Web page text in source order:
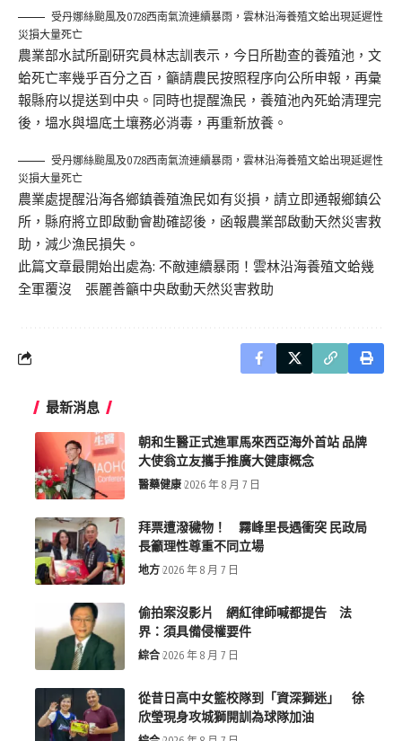
受丹娜絲颱風及0728西南氣流連續暴雨，雲林沿海養殖文蛤出現延遲性
災損大量死亡
農業部水試所副研究員林志訓表示，今日所勘查的養殖池，文
蛤死亡率幾乎百分之百，籲請農民按照程序向公所申報，再彙
報縣府以提送到中央。同時也提醒漁民，養殖池內死蛤清理完
後，塭水與塭底土壤務必消毒，再重新放養。
受丹娜絲颱風及0728西南氣流連續暴雨，雲林沿海養殖文蛤出現延遲性
災損大量死亡
農業處提醒沿海各鄉鎮養殖漁民如有災損，請立即通報鄉鎮公
所，縣府將立即啟動會勘確認後，函報農業部啟動天然災害救
助，減少漁民損失。
此篇文章最開始出處為: 不敵連續暴雨！雲林沿海養殖文蛤幾
全軍覆沒 張麗善籲中央啟動天然災害救助
最新消息
朝和生醫正式進軍馬來西亞海外首站 品牌
大使翁立友攜手推廣大健康概念
醫藥健康 2026 年 8 月 7 日
拜票遭潑穢物！ 霧峰里長遇衝突 民政局
長籲理性尊重不同立場
地方 2026 年 8 月 7 日
偷拍案沒影片 網紅律師喊都提告 法
界：須具備侵權要件
綜合 2026 年 8 月 7 日
從昔日高中女籃校隊到「資深獅迷」 徐
欣瑩現身攻城獅開訓為球隊加油